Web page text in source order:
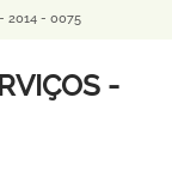
- 2014 - 0075
-